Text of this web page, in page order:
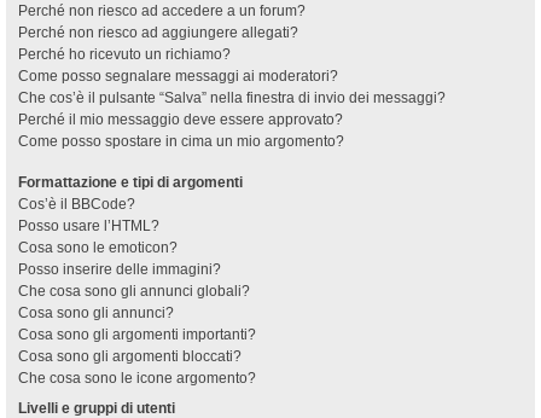
Perché non riesco ad accedere a un forum?
Perché non riesco ad aggiungere allegati?
Perché ho ricevuto un richiamo?
Come posso segnalare messaggi ai moderatori?
Che cos’è il pulsante “Salva” nella finestra di invio dei messaggi?
Perché il mio messaggio deve essere approvato?
Come posso spostare in cima un mio argomento?
Formattazione e tipi di argomenti
Cos’è il BBCode?
Posso usare l’HTML?
Cosa sono le emoticon?
Posso inserire delle immagini?
Che cosa sono gli annunci globali?
Cosa sono gli annunci?
Cosa sono gli argomenti importanti?
Cosa sono gli argomenti bloccati?
Che cosa sono le icone argomento?
Livelli e gruppi di utenti